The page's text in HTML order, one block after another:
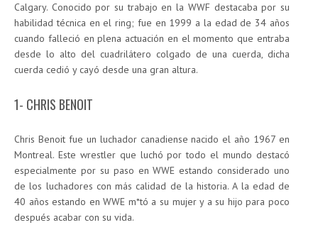
Calgary. Conocido por su trabajo en la WWF destacaba por su
habilidad técnica en el ring; fue en 1999 a la edad de 34 años
cuando falleció en plena actuación en el momento que entraba
desde lo alto del cuadrilátero colgado de una cuerda, dicha
cuerda cedió y cayó desde una gran altura.
1- CHRIS BENOIT
Chris Benoit fue un luchador canadiense nacido el año 1967 en
Montreal. Este wrestler que luchó por todo el mundo destacó
especialmente por su paso en WWE estando considerado uno
de los luchadores con más calidad de la historia. A la edad de
40 años estando en WWE m*tó a su mujer y a su hijo para poco
después acabar con su vida.